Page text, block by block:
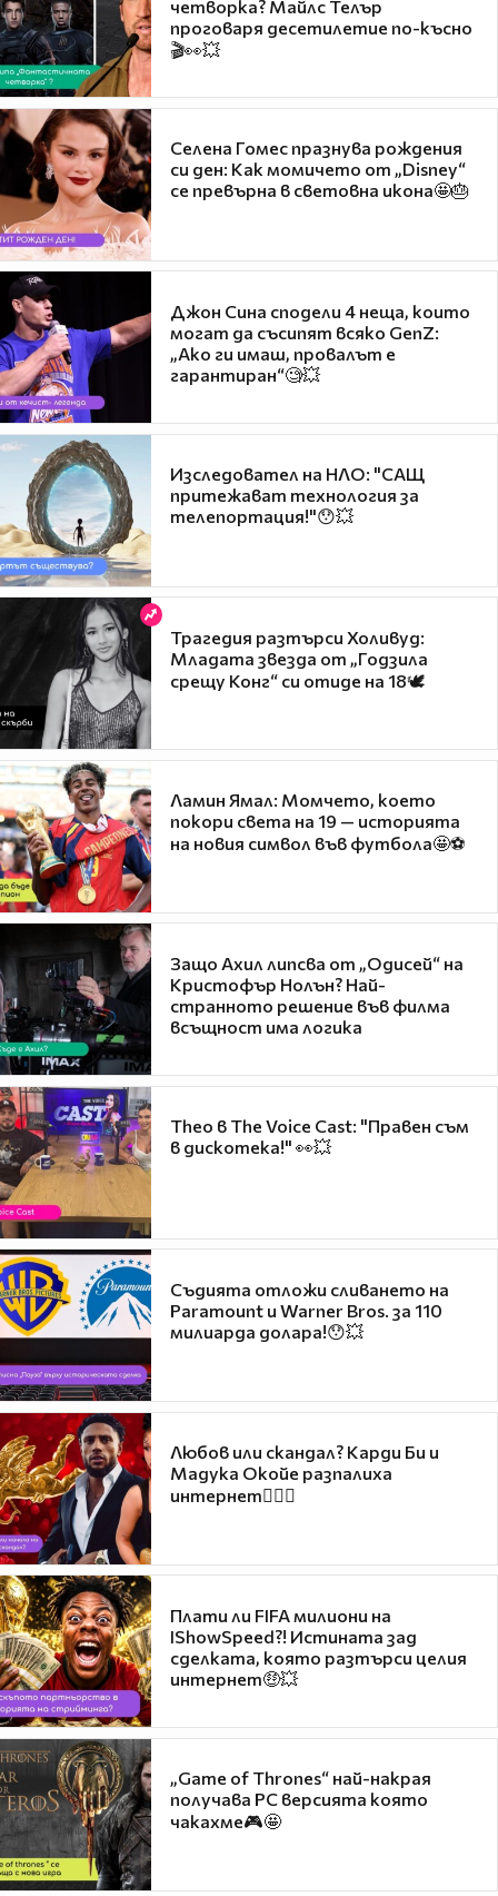
четворка? Майлс Телър
проговаря десетилетие по-късно
🎬👀💥
Селена Гомес празнува рождения
си ден: Как момичето от „Disney“
се превърна в световна икона🤩🎂
Джон Сина сподели 4 неща, които
могат да съсипят всяко GenZ:
„Ако ги имаш, провалът е
гарантиран“🧐💥
Изследовател на НЛО: "САЩ
притежават технология за
телепортация!"😯💥
Трагедия разтърси Холивуд:
Младата звезда от „Годзила
срещу Конг“ си отиде на 18🕊️
Ламин Ямал: Момчето, което
покори света на 19 — историята
на новия символ във футбола🤩⚽
Защо Ахил липсва от „Одисей“ на
Кристофър Нолън? Най-
странното решение във филма
всъщност има логика
Theo в The Voice Cast: "Правен съм
в дискотека!" 👀💥
Съдията отложи сливането на
Paramount и Warner Bros. за 110
милиарда долара!😯💥
Любов или скандал? Карди Би и
Мадука Окойе разпалиха
интернет❤️‍🔥🔥
Плати ли FIFA милиони на
IShowSpeed?! Истината зад
сделката, която разтърси целия
интернет🤑💥
„Game of Thrones“ най-накрая
получава PC версията която
чакахме🎮🤩